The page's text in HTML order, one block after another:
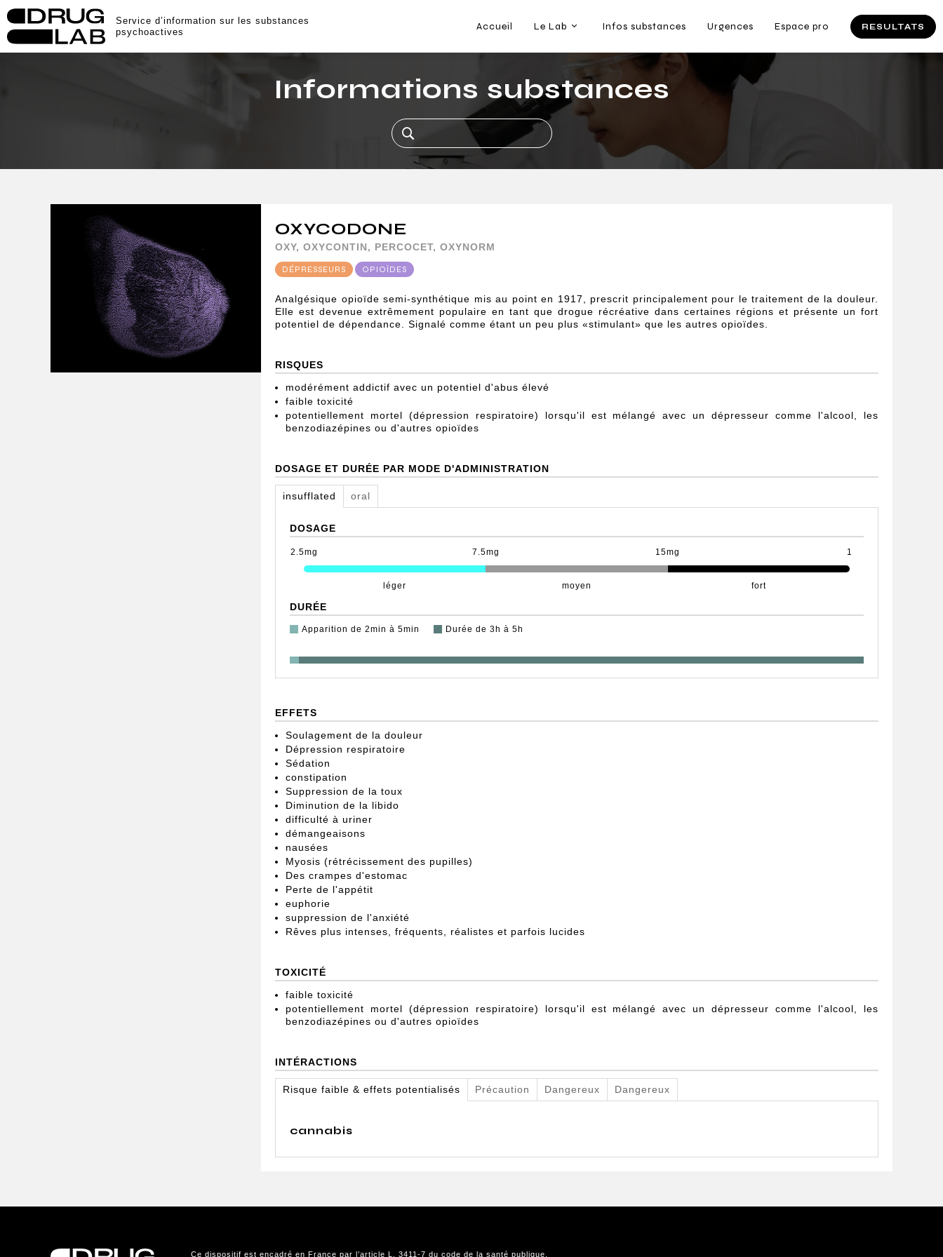
Service d’information sur les substances
psychoactives
Accueil Le Lab Infos substances Urgences Espace pro RESULTATS
Informations substances
OXYCODONE
OXY, OXYCONTIN, PERCOCET, OXYNORM
DÉPRESSEURS OPIOÏDES
Analgésique opioïde semi-synthétique mis au point en 1917, prescrit principalement pour le traitement de la douleur.
Elle est devenue extrêmement populaire en tant que drogue récréative dans certaines régions et présente un fort
potentiel de dépendance. Signalé comme étant un peu plus «stimulant» que les autres opioïdes.
RISQUES
modérément addictif avec un potentiel d'abus élevé
faible toxicité
potentiellement mortel (dépression respiratoire) lorsqu'il est mélangé avec un dépresseur comme l'alcool, les
benzodiazépines ou d'autres opioïdes
DOSAGE ET DURÉE PAR MODE D'ADMINISTRATION
insufflated oral
DOSAGE
2.5mg
léger
7.5mg
moyen
15mg
fort
1
DURÉE
Apparition de 2min à 5min Durée de 3h à 5h
EFFETS
Soulagement de la douleur
Dépression respiratoire
Sédation
constipation
Suppression de la toux
Diminution de la libido
difficulté à uriner
démangeaisons
nausées
Myosis (rétrécissement des pupilles)
Des crampes d'estomac
Perte de l'appétit
euphorie
suppression de l'anxiété
Rêves plus intenses, fréquents, réalistes et parfois lucides
TOXICITÉ
faible toxicité
potentiellement mortel (dépression respiratoire) lorsqu'il est mélangé avec un dépresseur comme l'alcool, les
benzodiazépines ou d'autres opioïdes
INTÉRACTIONS
Risque faible & effets potentialisés Précaution Dangereux Dangereux
cannabis
Ce dispositif est encadré en France par l’article L. 3411-7 du code de la santé publique.